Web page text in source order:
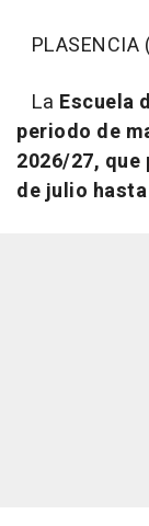
PLASENCIA
La Escuela
periodo de
2026/27,
de julio